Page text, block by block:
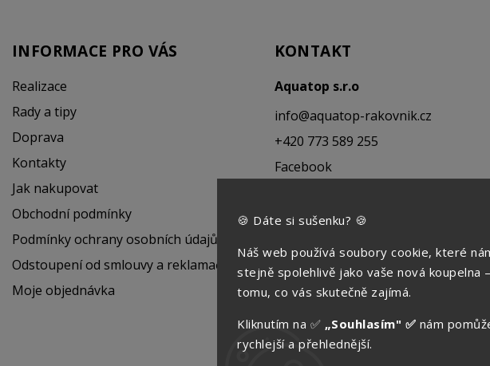
🍪 Dáte si sušenku? 🍪
Náš web používá soubory cookie, které
stejně spolehlivě jako vaše nová koupelna
tomu, co vás skutečně zajímá.
Kliknutím na ✅ „Souhlasím" ✅ nám
rychlejší a přehlednější.
INFORMACE PRO VÁS
Realizace
Rady a tipy
Doprava
Kontakty
Jak nakupovat
Obchodní podmínky
Podmínky ochrany osobních údajů
Odstoupení od smlouvy a reklamační řád
Moje objednávka
KONTAKT
Aquatop s.r.o
info@aquatop-rakovnik.cz
+420 773 589 255
Facebook